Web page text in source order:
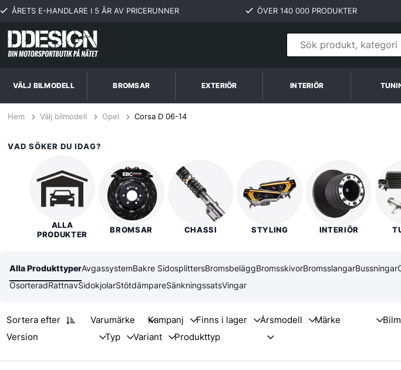
ÅRETS E-HANDLARE I 5 ÅR AV PRICERUNNER ÖVER 140 000 PRODUKTER
VÄLJ BILMODELL BROMSAR EXTERIÖR INTERIÖR
Hem Välj bilmodell Opel Corsa D 06-14
VAD SÖKER DU IDAG?
ALLA
PRODUKTER
BROMSAR CHASSI STYLING INTERIÖR
Alla ProdukttyperAvgassystemBakre SidosplittersBromsbeläggBromsskivorBromsslangarBussningar
OsorteradRattnavSidokjolarStötdämpareSänkningssatsVingar
Sortera efter Varumärke